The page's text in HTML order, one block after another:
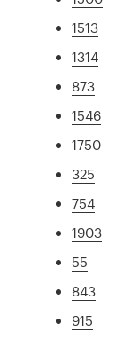
1513
1314
873
1546
1750
325
754
1903
55
843
915